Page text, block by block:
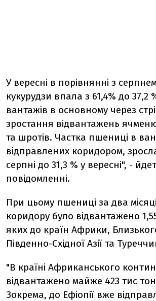
У вересні в порівнянні з
кукурудзи впала з 61,4% до 37,2
вантажів в основному через
зростання відвантажень
та шротів. Частка пшениці в
відправлених коридором,
серпні до 31,3 % у вересні", -
повідомленні.
При цьому пшениці за два
коридору було відвантажено
яких до країн Африки,
Південно-Східної Азії та
"В країні Африканського
відвантажено майже 423 тис
Зокрема, до Ефіопії вже